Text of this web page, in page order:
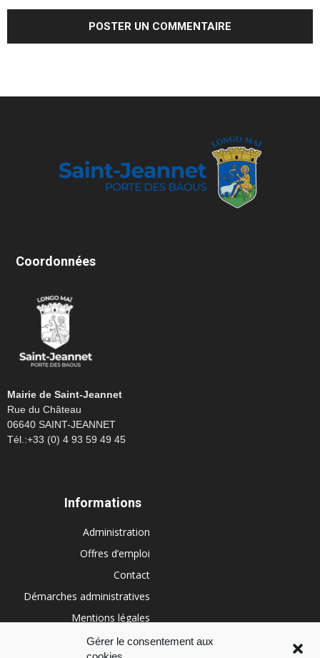
Gérer le consentement aux
Coordonnées
Mairie de Saint-Jeannet
Rue du Château
06640 SAINT-JEANNET
Tél.:+33 (0) 4 93 59 49 45
Informations
Administration
Offres d’emploi
Contact
Démarches administratives
Mentions légales
Conditions générales